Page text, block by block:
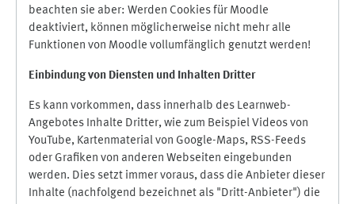
beachten sie aber: Werden Cookies für Moodle
deaktiviert, können möglicherweise nicht mehr alle
Funktionen von Moodle vollumfänglich genutzt werden!
Einbindung von Diensten und Inhalten Dritter
Es kann vorkommen, dass innerhalb des Learnweb-
Angebotes Inhalte Dritter, wie zum Beispiel Videos von
YouTube, Kartenmaterial von Google-Maps, RSS-Feeds
oder Grafiken von anderen Webseiten eingebunden
werden. Dies setzt immer voraus, dass die Anbieter dieser
Inhalte (nachfolgend bezeichnet als "Dritt-Anbieter") die